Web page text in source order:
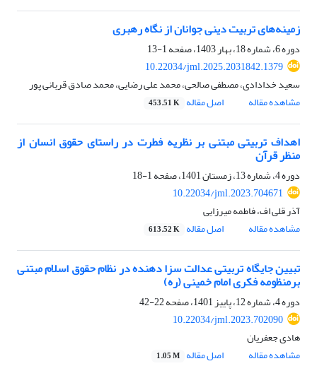
زمینه‌های تربیت دینی جوانان از نگاه رهبری
دوره 6، شماره 18، بهار 1403، صفحه
1-13
10.22034/jml.2025.2031842.1379
سعید خدادادی، مصطفی صالحی، محمد علی رضایی، محمد صادق قربانی پور
مشاهده مقاله
اصل مقاله 453.51 K
اهداف تربیتی مبتنی بر نظریه فطرت در راستای حقوق انسان از
منظر قرآن
دوره 4، شماره 13، زمستان 1401، صفحه
1-18
10.22034/jml.2023.704671
آذر قلی اف، فاطمه میرزایی
مشاهده مقاله
اصل مقاله 613.52 K
تبیین جایگاه تربیتی عدالت سزا دهنده در نظام حقوق اسلام مبتنی
برمنظومه فکری امام خمینی (ره)
دوره 4، شماره 12، پاییز 1401، صفحه
22-42
10.22034/jml.2023.702090
هادی جعفریان
مشاهده مقاله
اصل مقاله 1.05 M